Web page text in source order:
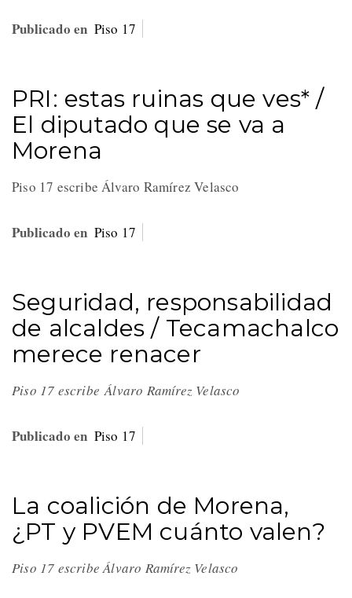
Publicado en Piso 17
PRI: estas ruinas que ves* /
El diputado que se va a
Morena
Piso 17 escribe Álvaro Ramírez Velasco
Publicado en Piso 17
Seguridad, responsabilidad
de alcaldes / Tecamachalco
merece renacer
Piso 17 escribe Álvaro Ramírez Velasco
Publicado en Piso 17
La coalición de Morena,
¿PT y PVEM cuánto valen?
Piso 17 escribe Álvaro Ramírez Velasco